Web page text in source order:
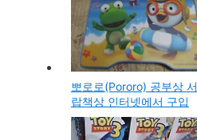
뽀로로(Pororo) 공부상 서
랍책상 인터넷에서 구입